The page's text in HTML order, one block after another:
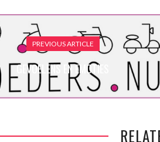
PREVIOUS ARTICLE
GEVOELENS EN EMOTIES